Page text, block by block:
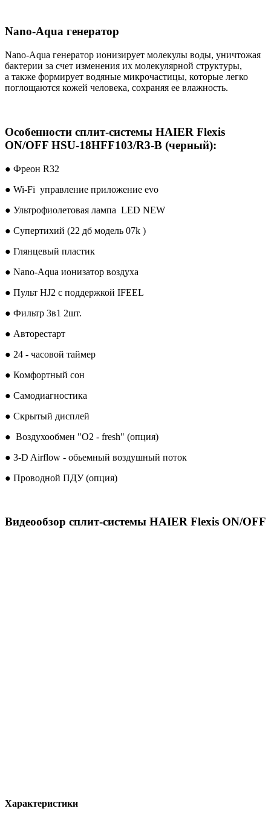
Nano-Aqua генератор
Nano-Aqua генератор ионизирует молекулы воды, уничтожая
бактерии за счет изменения их молекулярной структуры,
а также формирует водяные микрочастицы, которые легко
поглощаются кожей человека, сохраняя ее влажность.
Особенности сплит-системы HAIER Flexis
ON/OFF HSU-18HFF103/R3-B (черный):
● Фреон R32
● Wi-Fi управление приложение evo
● Ультрофиолетовая лампа LED NEW
● Супертихий (22 дб модель 07k )
● Глянцевый пластик
● Nano-Aqua ионизатор воздуха
● Пульт HJ2 с поддержкой IFEEL
● Фильтр 3в1 2шт.
● Авторестарт
● 24 - часовой таймер
● Комфортный сон
● Самодиагностика
● Скрытый дисплей
● Воздухообмен "О2 - fresh" (опция)
● 3-D Airflow - обьемный воздушный поток
● Проводной ПДУ (опция)
Видеообзор сплит-системы HAIER Flexis ON/OFF
Характеристики